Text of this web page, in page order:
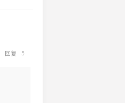
5
回复